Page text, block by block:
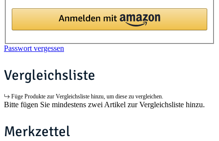
Passwort vergessen
Vergleichsliste
Füge Produkte zur Vergleichsliste hinzu, um diese zu vergleichen.
Bitte fügen Sie mindestens zwei Artikel zur Vergleichsliste hinzu.
Merkzettel